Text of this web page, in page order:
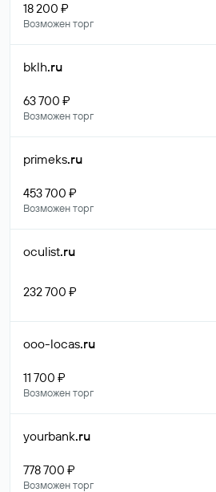
18 200 ₽
Возможен торг
bklh.ru
63 700 ₽
Возможен торг
primeks.ru
453 700 ₽
Возможен торг
oculist.ru
232 700 ₽
ooo-locas.ru
11 700 ₽
Возможен торг
yourbank.ru
778 700 ₽
Возможен торг